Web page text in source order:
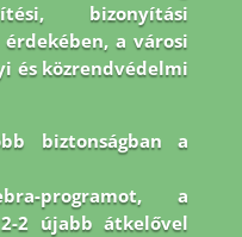
bizonyítási
a városi
és közrendvédelmi
biztonságban a
programot, a
2 újabb átkelővel